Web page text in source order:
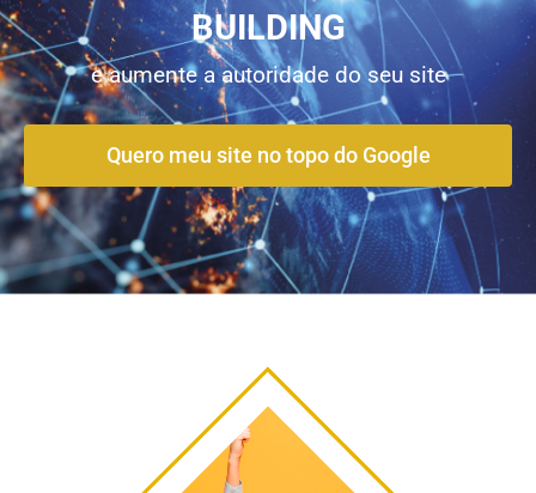
BUILDING
e aumente a autoridade do seu site
Quero meu site no topo do Google